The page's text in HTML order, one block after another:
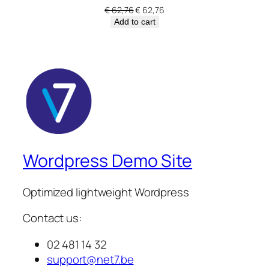
€62,76Original
price
€ 62,76Current
Add to cart
Wordpress Demo Site
Optimized lightweight Wordpress
Contact us:
02 481 14 32
support@net7.be